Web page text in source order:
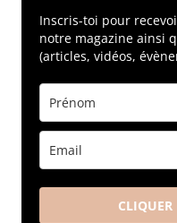
Inscris-toi pour
notre magazine ainsi
(articles, vidéos,
CLIQUER